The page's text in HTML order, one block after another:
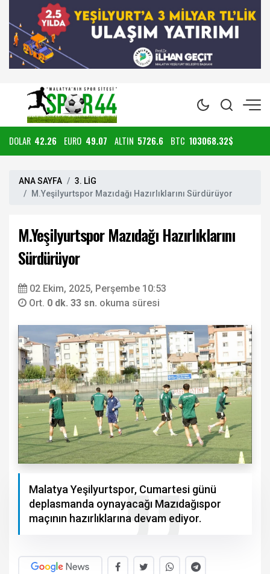
DOLAR 42.26 EURO 49.07 ALTIN 5726.6 BTC 103068.32$
ANA SAYFA
3. LİG
M.Yeşilyurtspor Mazıdağı Hazırlıklarını Sürdürüyor
M.Yeşilyurtspor Mazıdağı Hazırlıklarını
Sürdürüyor
02 Ekim, 2025, Perşembe 10:53
Ort. 0 dk. 33 sn. okuma süresi
Malatya Yeşilyurtspor, Cumartesi günü
deplasmanda oynayacağı Mazıdağıspor
maçının hazırlıklarına devam ediyor.